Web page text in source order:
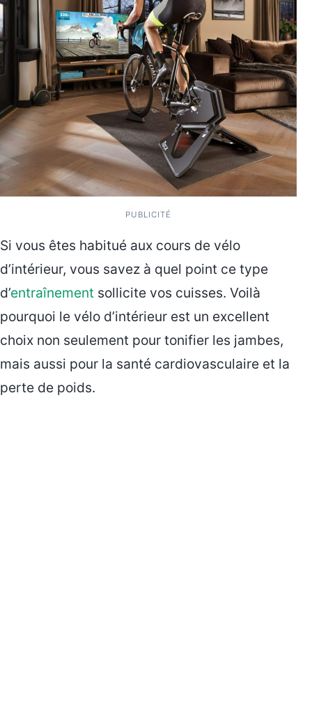
PUBLICITÉ
Si vous êtes habitué aux cours de vélo
d’intérieur, vous savez à quel point ce type
d’entraînement sollicite vos cuisses. Voilà
pourquoi le vélo d’intérieur est un excellent
choix non seulement pour tonifier les jambes,
mais aussi pour la santé cardiovasculaire et la
perte de poids.